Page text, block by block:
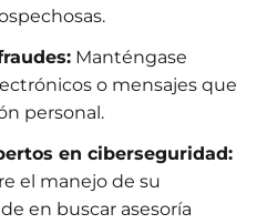
Manténgase
o mensajes que
personal.
en ciberseguridad:
el manejo de su
en buscar asesoría